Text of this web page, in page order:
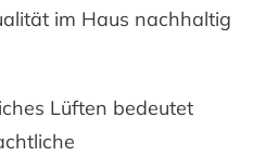
im Haus nachhaltig
Lüften bedeutet